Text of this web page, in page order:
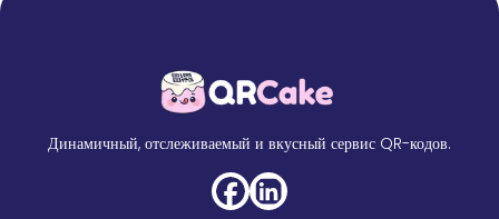
Динамичный, отслеживаемый и вкусный сервис QR-кодов.